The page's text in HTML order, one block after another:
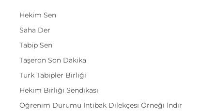
Hekim Sen
Saha Der
Tabip Sen
Taşeron Son Dakika
Türk Tabipler Birliği
Hekim Birliği Sendikası
Öğrenim Durumu İntibak Dilekçesi Örneği İndir